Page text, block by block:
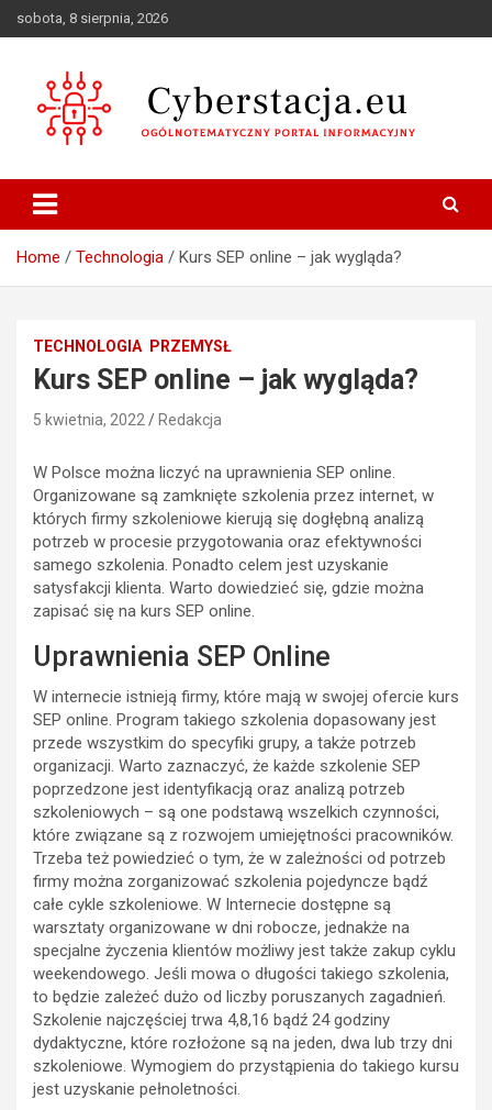
to
sobota, 8 sierpnia, 2026
Cyberstacja.eu
Home Technologia Kurs SEP online – jak wygląda?
TECHNOLOGIA PRZEMYSŁ
Kurs SEP online – jak wygląda?
5 kwietnia, 2022 Redakcja
W Polsce można liczyć na uprawnienia SEP online.
Organizowane są zamknięte szkolenia przez internet, w
których firmy szkoleniowe kierują się dogłębną analizą
potrzeb w procesie przygotowania oraz efektywności
samego szkolenia. Ponadto celem jest uzyskanie
satysfakcji klienta. Warto dowiedzieć się, gdzie można
zapisać się na kurs SEP online.
Uprawnienia SEP Online
W internecie istnieją firmy, które mają w swojej ofercie kurs
SEP online. Program takiego szkolenia dopasowany jest
przede wszystkim do specyfiki grupy, a także potrzeb
organizacji. Warto zaznaczyć, że każde szkolenie SEP
poprzedzone jest identyfikacją oraz analizą potrzeb
szkoleniowych – są one podstawą wszelkich czynności,
które związane są z rozwojem umiejętności pracowników.
Trzeba też powiedzieć o tym, że w zależności od potrzeb
firmy można zorganizować szkolenia pojedyncze bądź
całe cykle szkoleniowe. W Internecie dostępne są
warsztaty organizowane w dni robocze, jednakże na
specjalne życzenia klientów możliwy jest także zakup cyklu
weekendowego. Jeśli mowa o długości takiego szkolenia,
to będzie zależeć dużo od liczby poruszanych zagadnień.
Szkolenie najczęściej trwa 4,8,16 bądź 24 godziny
dydaktyczne, które rozłożone są na jeden, dwa lub trzy dni
szkoleniowe. Wymogiem do przystąpienia do takiego kursu
jest uzyskanie pełnoletności.